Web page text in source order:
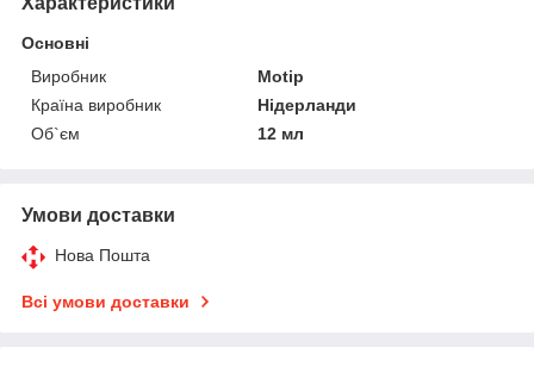
Основні
Виробник
Motip
Країна виробник
Нідерланди
Об`єм
12 мл
Умови доставки
Нова Пошта
Всі умови доставки